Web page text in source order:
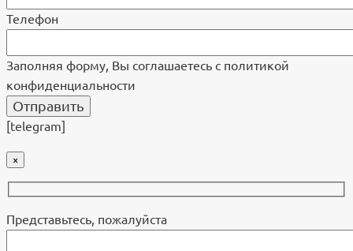
Телефон
Заполняя форму, Вы соглашаетесь с политикой
конфиденциальности
[telegram]
×
Представьтесь, пожалуйста